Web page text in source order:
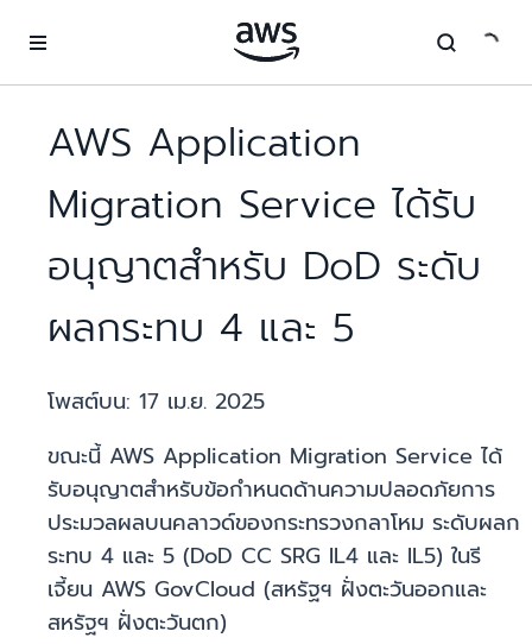
AWS Application
Migration Service ได้รับ
อนุญาตสำหรับ DoD ระดับ
ผลกระทบ 4 และ 5
โพสต์บน: 17 เม.ย. 2025
ขณะนี้ AWS Application Migration Service ได้
รับอนุญาตสำหรับข้อกำหนดด้านความปลอดภัยการ
ประมวลผลบนคลาวด์ของกระทรวงกลาโหม ระดับผลก
ระทบ 4 และ 5 (DoD CC SRG IL4 และ IL5) ในรี
เจี้ยน AWS GovCloud (สหรัฐฯ ฝั่งตะวันออกและ
สหรัฐฯ ฝั่งตะวันตก)